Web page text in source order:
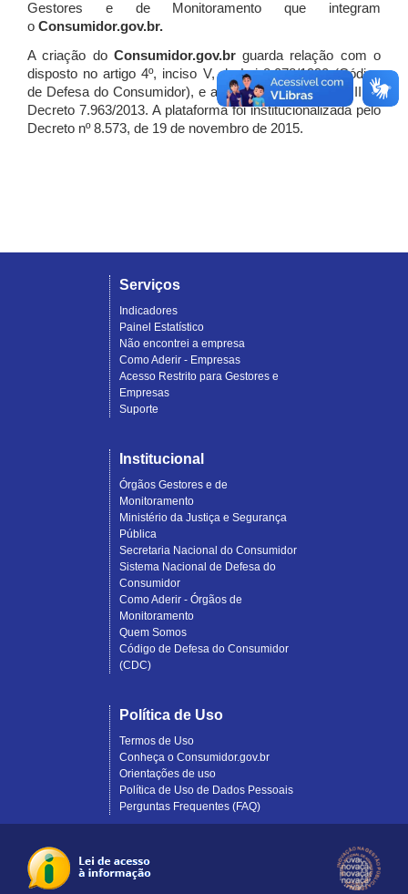
Gestores e de Monitoramento que integram
o Consumidor.gov.br.
A criação do Consumidor.gov.brguarda relação com o
disposto no artigo 4º, inciso V, da Lei 8.078/1990 (Código
de Defesa do Consumidor), e artigo 7º, incisos I, II e III do
Decreto 7.963/2013. A plataforma foi institucionalizada pelo
Decreto nº 8.573, de 19 de novembro de 2015.
Serviços
Indicadores
Painel Estatístico
Não encontrei a empresa
Como Aderir - Empresas
Acesso Restrito para Gestores e
Empresas
Suporte
Institucional
Órgãos Gestores e de
Monitoramento
Ministério da Justiça e Segurança
Pública
Secretaria Nacional do Consumidor
Sistema Nacional de Defesa do
Consumidor
Como Aderir - Órgãos de
Monitoramento
Quem Somos
Código de Defesa do Consumidor
(CDC)
Política de Uso
Termos de Uso
Conheça o Consumidor.gov.br
Orientações de uso
Política de Uso de Dados Pessoais
Perguntas Frequentes (FAQ)